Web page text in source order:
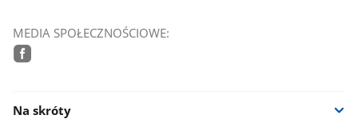
MEDIA SPOŁECZNOŚCIOWE:
Na skróty